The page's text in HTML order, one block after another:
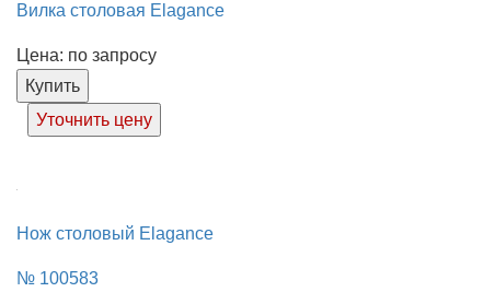
Вилка столовая Elagance
Цена: по запросу
Купить
Уточнить цену
Нож столовый Elagance
№ 100583